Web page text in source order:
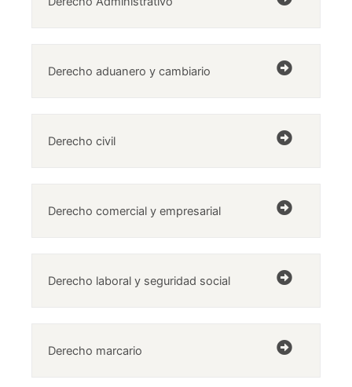
Derecho aduanero y cambiario
Derecho civil
Derecho comercial y empresarial
Derecho laboral y seguridad social
Derecho marcario